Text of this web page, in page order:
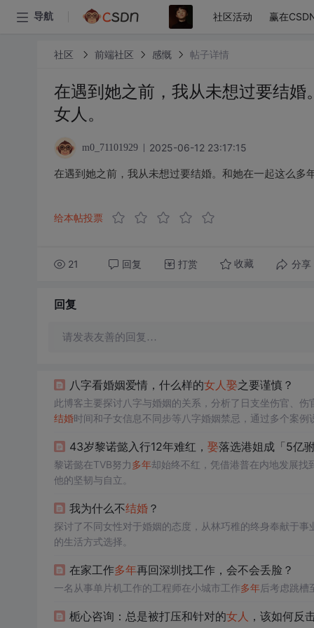
导航 社区活动 赢在
社区 前端社区 感慨 帖子详情
在遇到她之前，我从未想过要结
女人。
m0_71101929 2025-06-12 23:17:15
在遇到她之前，我从未想过要结婚。和她在一起这么多
给本帖投票
21 回复 打赏 收藏 分享
回复
请发表友善的回复…
八字看婚姻爱情，什么样的女人娶之要谨慎？
此博客主要探讨八字与婚姻的关系，分析了日支坐伤官、
结婚时间和子女信息不同步等八字婚姻禁忌，通过多个案例
43岁黎诺懿入行12年难红， 娶落选港姐成「5亿
黎诺懿在TVB努力多年却始终不红，凭借港普在内地发展找
他的坚韧与自立。
我为什么不结婚？
探讨了不同女性对于婚姻的态度，从林巧稚的终身奉献于
的生活方式选择。
在家工作多年再回深圳找工作，会不会丢脸？
一名从事单片机工作的工程师在小城市工作多年后考虑跳槽
栀心咨询：总是被打压和针对的女人 ，该如何反